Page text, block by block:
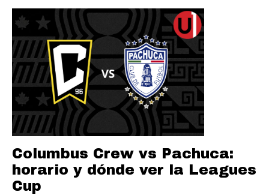
Columbus Crew vs Pachuca:
horario y dónde ver la Leagues
Cup